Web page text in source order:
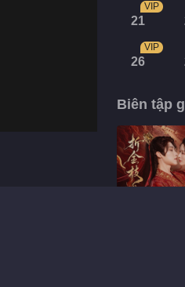
21
VIP
26
VIP
Biên tập